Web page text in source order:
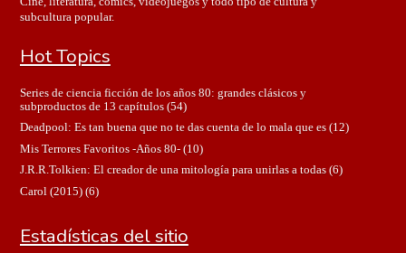
subcultura popular.
Hot Topics
Series de ciencia ficción de los años 80: grandes clásicos y
subproductos de 13 capítulos(54)
Deadpool: Es tan buena que no te das cuenta de lo mala que es(12)
Mis Terrores Favoritos -Años 80-(10)
J.R.R.Tolkien: El creador de una mitología para unirlas a todas(6)
Carol (2015)(6)
Estadísticas del sitio